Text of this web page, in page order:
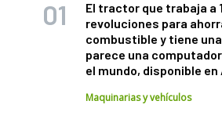
El tractor que trabaja a
revoluciones para
combustible y tiene
parece una
el mundo, disponible
Maquinarias y vehículos